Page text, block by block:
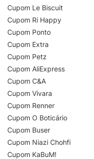
Cupom Le Biscuit
Cupom Ri Happy
Cupom Ponto
Cupom Extra
Cupom Petz
Cupom AliExpress
Cupom C&A
Cupom Vivara
Cupom Renner
Cupom O Boticário
Cupom Buser
Cupom Niazi Chohfi
Cupom KaBuM!